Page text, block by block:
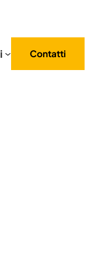
Contatti